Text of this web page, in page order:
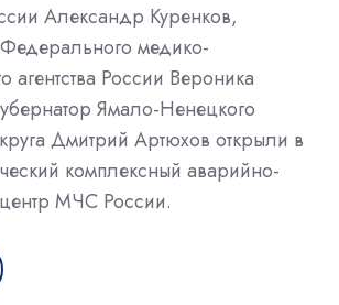
Александр Куренков,
медико-
агентства России Вероника
Ямало-Ненецкого
Дмитрий Артюхов открыли в
комплексный аварийно-
МЧС России.